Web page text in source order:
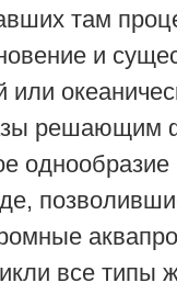
там
и
или
решающим
все типы